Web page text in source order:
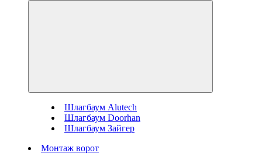
Шлагбаум Alutech
Шлагбаум Doorhan
Шлагбаум Зайгер
Монтаж ворот